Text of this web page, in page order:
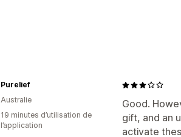
Good.
gift, and an
activate
Purelief
Australie
19 minutes d’utilisation de
l’application